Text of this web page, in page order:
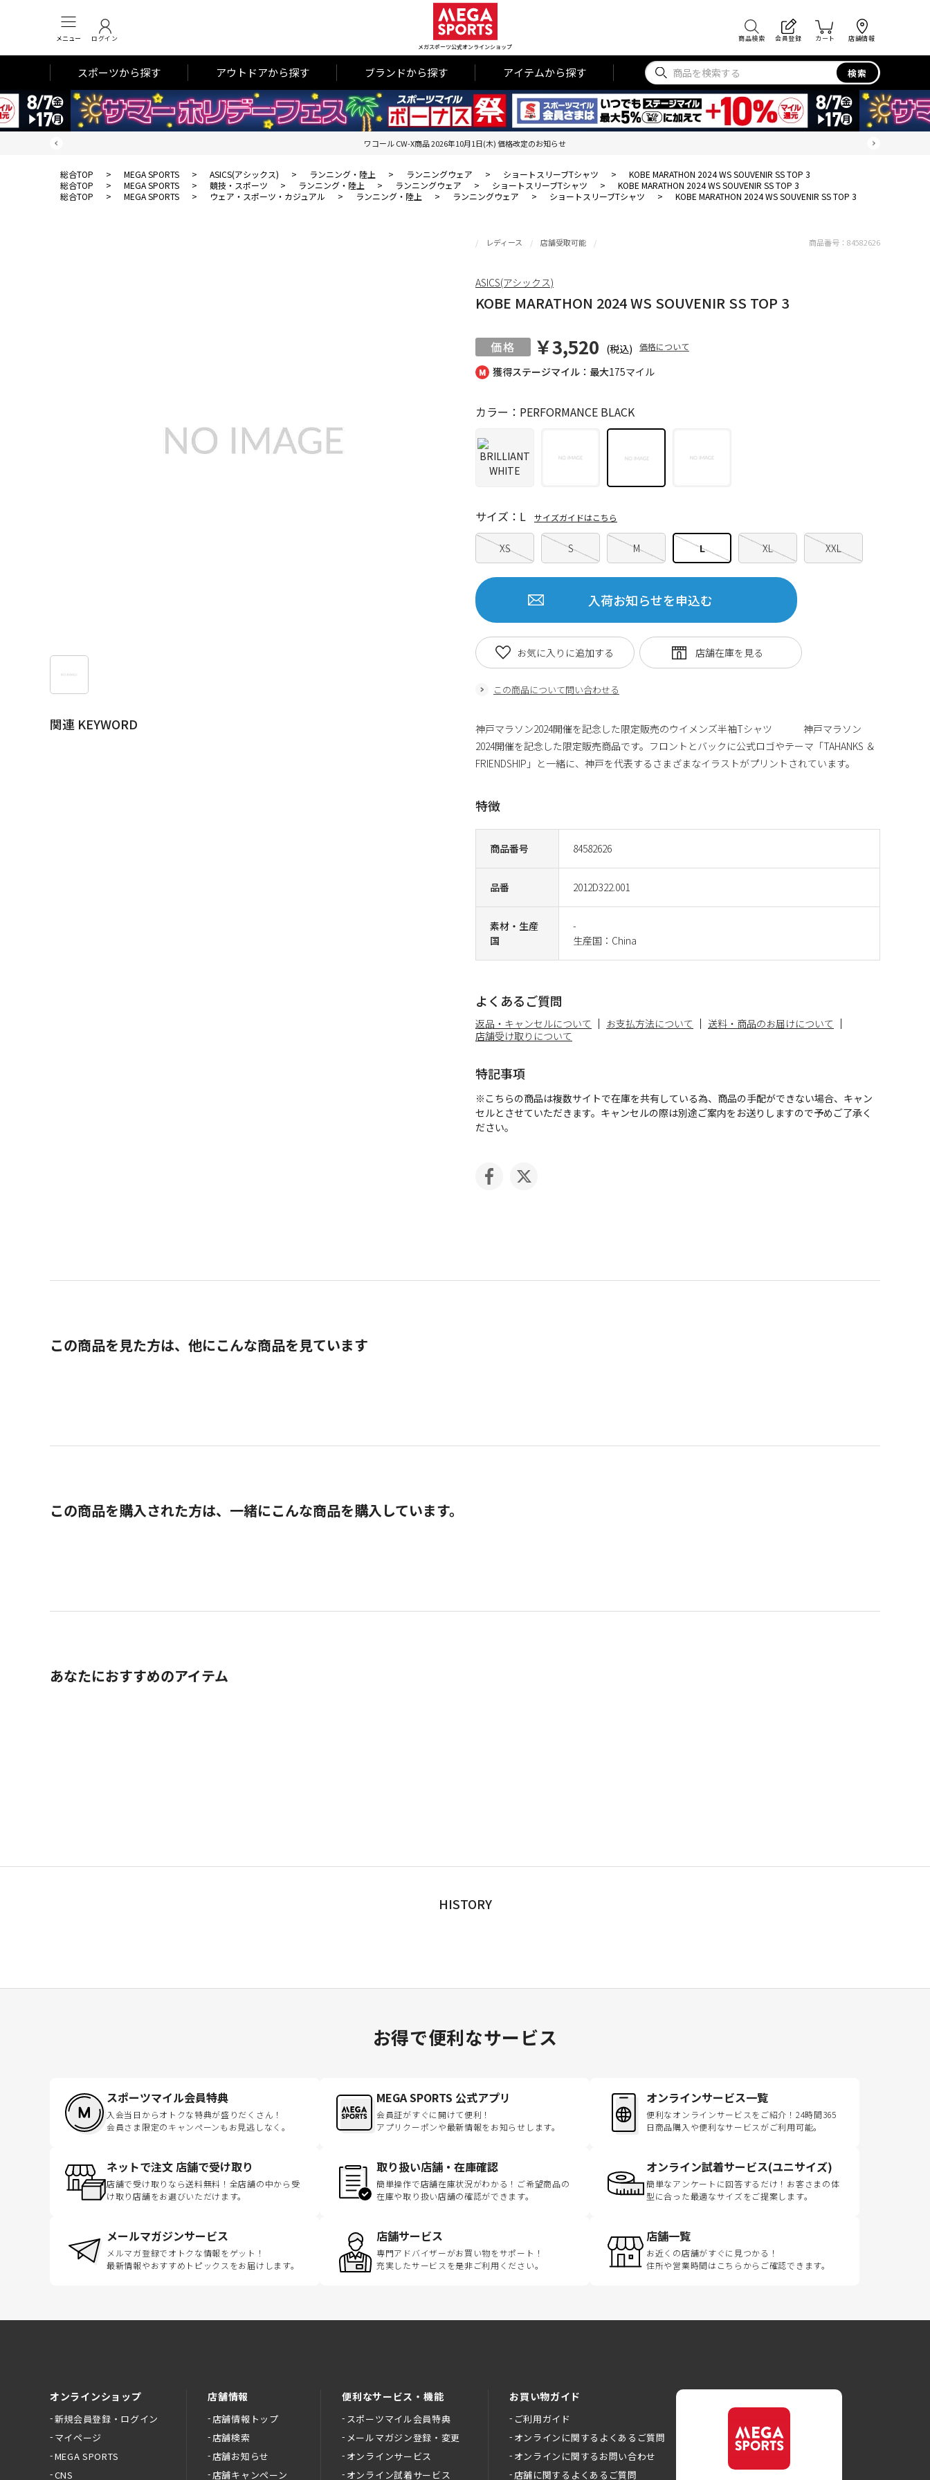
メニュー ログイン
メガスポーツ公式オンラインショップ
商品検索 会員登録 カート 店舗情報
スポーツから探す アウトドアから探す ブランドから探す アイテムから探す 検索
ワコール CW-X商品 2026年10月1日(木) 価格改定のお知らせ
総合TOP > MEGA SPORTS > ASICS(アシックス) > ランニング・陸上 > ランニングウェア > ショートスリーブTシャツ >
KOBE MARATHON 2024 WS SOUVENIR SS TOP 3
総合TOP
> MEGA SPORTS > 競技・スポーツ > ランニング・陸上 > ランニングウェア > ショートスリーブTシャツ >
KOBE MARATHON 2024 WS SOUVENIR SS TOP 3
総合TOP
> MEGA SPORTS > ウェア・スポーツ・カジュアル > ランニング・陸上 > ランニングウェア > ショートスリーブTシャツ > KOBE MARATHON 2024 WS SOUVENIR SS TOP 3
関連 KEYWORD
獲得ステージマイル：最大175マイル
レディース 店舗受取可能
KOBE MARATHON 2024 WS SOUVENIR SS TOP 3
￥3,520 (税込) 価格について
商品番号 84582626
品番 2012D322.001
素材・生産
国
-
生産国：China
カラー：PERFORMANCE BLACK
XS S M L XL XXL
サイズ：L サイズガイドはこちら
入荷お知らせを申込む
この商品について問い合わせる
お気に入りに追加する
商品番号： 84582626
ASICS(アシックス)
神戸マラソン2024開催を記念した限定販売のウイメンズ半袖Tシャツ 神戸マラソン
2024開催を記念した限定販売商品です。フロントとバックに公式ロゴやテーマ「TAHANKS ＆
FRIENDSHIP」と一緒に、神戸を代表するさまざまなイラストがプリントされています。
特徴
よくあるご質問
返品・キャンセルについて お支払方法について
送料・商品のお届けについて
店舗受け取りについて
特記事項
※こちらの商品は複数サイトで在庫を共有している為、商品の手配ができない場合、キャン
セルとさせていただきます。キャンセルの際は別途ご案内をお送りしますので予めご了承く
ださい。
この商品を見た方は、他にこんな商品を見ています
この商品を購入された方は、一緒にこんな商品を購入しています。
あなたにおすすめのアイテム
HISTORY
お得で便利なサービス
スポーツマイル会員特典
入会当日からオトクな特典が盛りだくさん！
会員さま限定のキャンペーンもお見逃しなく。
MEGA SPORTS 公式アプリ
会員証がすぐに開けて便利！
アプリクーポンや最新情報をお知らせします。
オンラインサービス一覧
便利なオンラインサービスをご紹介！24時間365
日商品購入や便利なサービスがご利用可能。
ネットで注文 店舗で受け取り
店舗で受け取りなら送料無料！全店舗の中から受
け取り店舗をお選びいただけます。
取り扱い店舗・在庫確認
簡単操作で店舗在庫状況がわかる！ご希望商品の
在庫や取り扱い店舗の確認ができます。
オンライン試着サービス(ユニサイズ)
簡単なアンケートに回答するだけ！お客さまの体
型に合った最適なサイズをご提案します。
メールマガジンサービス
メルマガ登録でオトクな情報をゲット！
最新情報やおすすめトピックスをお届けします。
店舗サービス
専門アドバイザーがお買い物をサポート！
充実したサービスを是非ご利用ください。
店舗一覧
お近くの店舗がすぐに見つかる！
住所や営業時間はこちらからご確認できます。
オンラインショップ
新規会員登録・ログイン
マイページ
MEGA SPORTS
CNS
店舗情報
店舗情報トップ
店舗検索
店舗お知らせ
店舗キャンペーン
便利なサービス・機能
スポーツマイル会員特典
メールマガジン登録・変更
オンラインサービス
オンライン試着サービス
お買い物ガイド
ご利用ガイド
オンラインに関するよくあるご質問
オンラインに関するお問い合わせ
店舗に関するよくあるご質問